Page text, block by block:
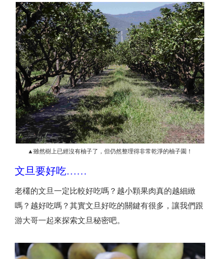
▲雖然樹上已經沒有柚子了，但仍然整理得非常乾淨的柚子園！
文旦要好吃……
老欉的文旦一定比較好吃嗎？越小顆果肉真的越細緻
嗎？越好吃嗎？其實文旦好吃的關鍵有很多，讓我們跟
游大哥一起來探索文旦秘密吧。